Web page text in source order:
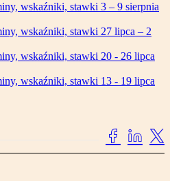
wskaźniki, stawki 3 – 9 sierpnia
wskaźniki, stawki 27 lipca – 2
wskaźniki, stawki 20 - 26 lipca
wskaźniki, stawki 13 - 19 lipca